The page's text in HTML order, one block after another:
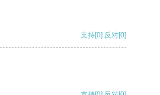
支持[0] 反对[0]